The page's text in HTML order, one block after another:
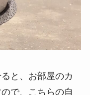
と、お部屋のカ
で、こちらの自